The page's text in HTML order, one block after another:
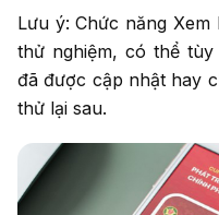
Lưu ý: Chức năng
thử nghiệm, có thể
đã được cập nhật hay
thử lại sau.